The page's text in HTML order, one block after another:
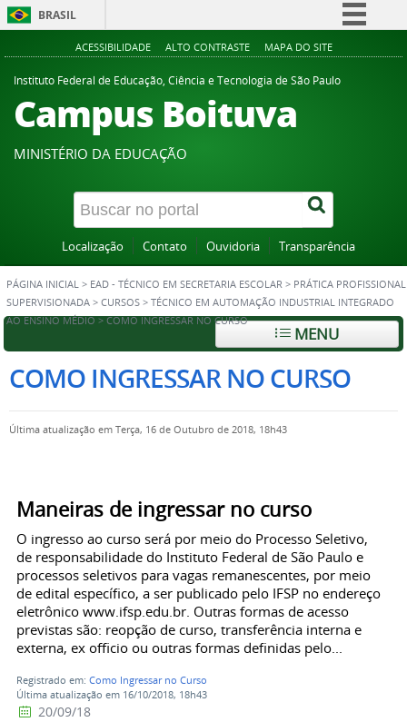
BRASIL
Simplifique!
Comunica BR
Acesso à informação
Canais
ACESSIBILIDADE ALTO CONTRASTE MAPA DO SITE
Instituto Federal de Educação, Ciência e Tecnologia de São Paulo
Campus Boituva
MINISTÉRIO DA EDUCAÇÃO
Localização Contato Ouvidoria Transparência
PÁGINA INICIAL > EAD - TÉCNICO EM SECRETARIA ESCOLAR > PRÁTICA PROFISSIONAL
SUPERVISIONADA > CURSOS > TÉCNICO EM AUTOMAÇÃO INDUSTRIAL INTEGRADO
AO ENSINO MÉDIO > COMO INGRESSAR NO CURSO
MENU
COMO INGRESSAR NO CURSO
Última atualização em Terça, 16 de Outubro de 2018, 18h43
Maneiras de ingressar no curso
O ingresso ao curso será por meio do Processo Seletivo,
de responsabilidade do Instituto Federal de São Paulo e
processos seletivos para vagas remanescentes, por meio
de edital específico, a ser publicado pelo IFSP no endereço
eletrônico www.ifsp.edu.br. Outras formas de acesso
previstas são: reopção de curso, transferência interna e
externa, ex officio ou outras formas definidas pelo...
Registrado em: Como Ingressar no Curso
Última atualização em 16/10/2018, 18h43
20/09/18